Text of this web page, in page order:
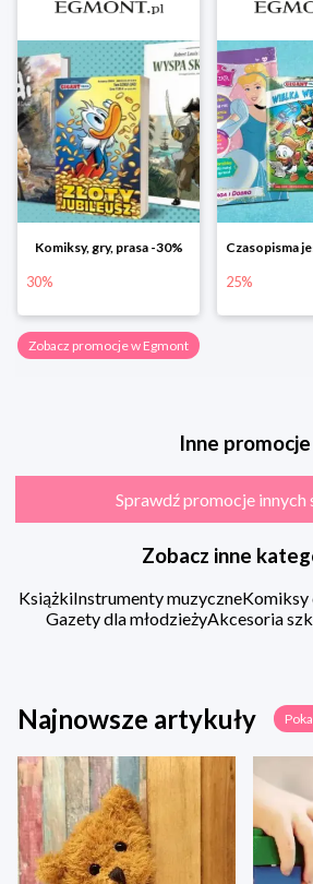
Komiksy, gry, prasa -30%
30% 25%
Zobacz promocje w Egmont
Inne promocje
Sprawdź promocje innych
Zobacz inne
KsiążkiInstrumenty muzyczneKomiksy
Gazety dla młodzieżyAkcesoria
Najnowsze artykuły